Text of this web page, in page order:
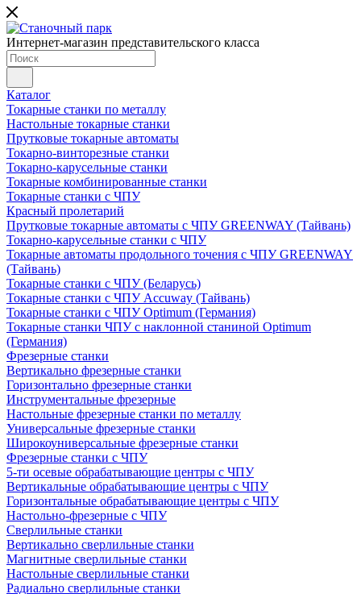
Интернет-магазин представительского класса
Каталог
Токарные станки по металлу
Настольные токарные станки
Прутковые токарные автоматы
Токарно-винторезные станки
Токарно-карусельные станки
Токарные комбинированные станки
Токарные станки с ЧПУ
Красный пролетарий
Прутковые токарные автоматы с ЧПУ GREENWAY (Тайвань)
Токарно-карусельные станки с ЧПУ
Токарные автоматы продольного точения с ЧПУ GREENWAY
(Тайвань)
Токарные станки с ЧПУ (Беларусь)
Токарные станки с ЧПУ Accuway (Тайвань)
Токарные станки с ЧПУ Optimum (Германия)
Токарные станки ЧПУ с наклонной станиной Optimum
(Германия)
Фрезерные станки
Вертикально фрезерные станки
Горизонтально фрезерные станки
Инструментальные фрезерные
Настольные фрезерные станки по металлу
Универсальные фрезерные станки
Широкоуниверсальные фрезерные станки
Фрезерные станки с ЧПУ
5-ти осевые обрабатывающие центры с ЧПУ
Вертикальные обрабатывающие центры с ЧПУ
Горизонтальные обрабатывающие центры с ЧПУ
Настольно-фрезерные с ЧПУ
Сверлильные станки
Вертикально сверлильные станки
Магнитные сверлильные станки
Настольные сверлильные станки
Радиально сверлильные станки